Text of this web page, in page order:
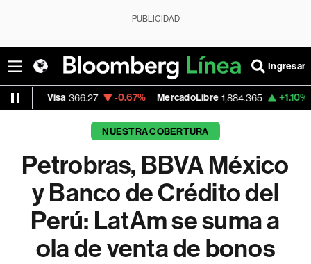
PUBLICIDAD
Ingresar
366.27 -0.67% MercadoLibre 1,884.365 +1.10% Banco
NUESTRA COBERTURA
Petrobras, BBVA México
y Banco de Crédito del
Perú: LatAm se suma a
ola de venta de bonos